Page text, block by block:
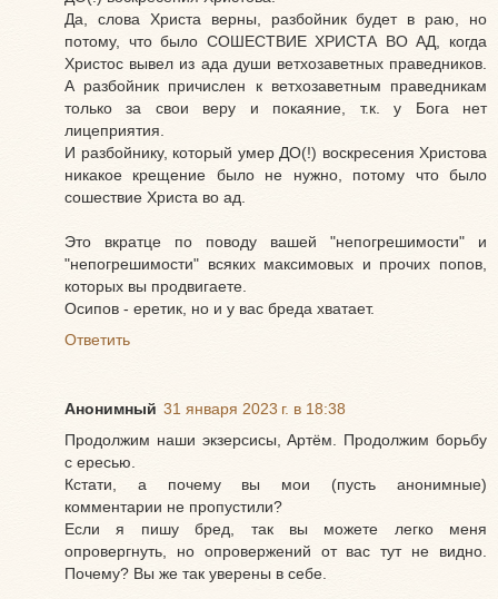
Да, слова Христа верны, разбойник будет в раю, но
потому, что было СОШЕСТВИЕ ХРИСТА ВО АД, когда
Христос вывел из ада души ветхозаветных праведников.
А разбойник причислен к ветхозаветным праведникам
только за свои веру и покаяние, т.к. у Бога нет
лицеприятия.
И разбойнику, который умер ДО(!) воскресения Христова
никакое крещение было не нужно, потому что было
сошествие Христа во ад.
Это вкратце по поводу вашей "непогрешимости" и
"непогрешимости" всяких максимовых и прочих попов,
которых вы продвигаете.
Осипов - еретик, но и у вас бреда хватает.
Ответить
Анонимный 31 января 2023 г. в 18:38
Продолжим наши экзерсисы, Артём. Продолжим борьбу
с ересью.
Кстати, а почему вы мои (пусть анонимные)
комментарии не пропустили?
Если я пишу бред, так вы можете легко меня
опровергнуть, но опровержений от вас тут не видно.
Почему? Вы же так уверены в себе.